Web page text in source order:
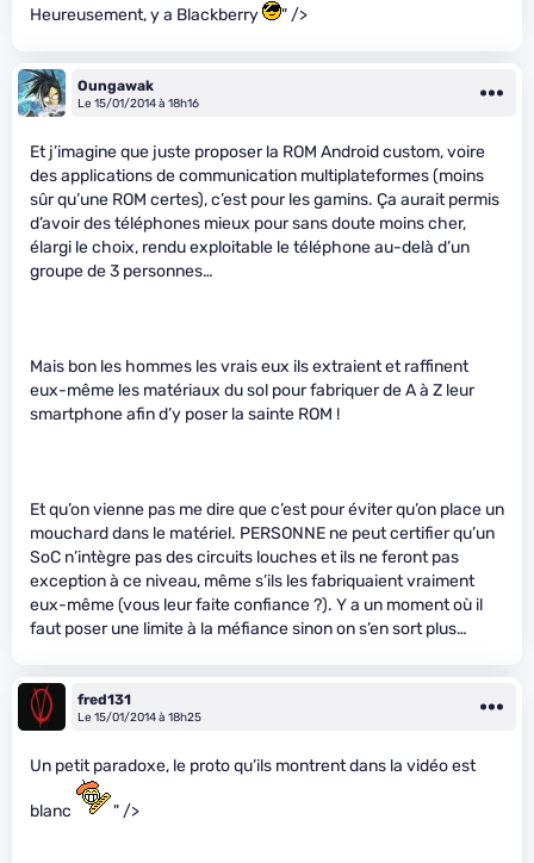
Heureusement, y a Blackberry " />
Oungawak
Le 15/01/2014 à 18h16
Et j’imagine que juste proposer la ROM Android custom, voire
des applications de communication multiplateformes (moins
sûr qu’une ROM certes), c’est pour les gamins. Ça aurait permis
d’avoir des téléphones mieux pour sans doute moins cher,
élargi le choix, rendu exploitable le téléphone au-delà d’un
groupe de 3 personnes…
Mais bon les hommes les vrais eux ils extraient et raffinent
eux-même les matériaux du sol pour fabriquer de A à Z leur
smartphone afin d’y poser la sainte ROM !
Et qu’on vienne pas me dire que c’est pour éviter qu’on place un
mouchard dans le matériel. PERSONNE ne peut certifier qu’un
SoC n’intègre pas des circuits louches et ils ne feront pas
exception à ce niveau, même s’ils les fabriquaient vraiment
eux-même (vous leur faite confiance ?). Y a un moment où il
faut poser une limite à la méfiance sinon on s’en sort plus…
fred131
Le 15/01/2014 à 18h25
Un petit paradoxe, le proto qu’ils montrent dans la vidéo est
blanc " />